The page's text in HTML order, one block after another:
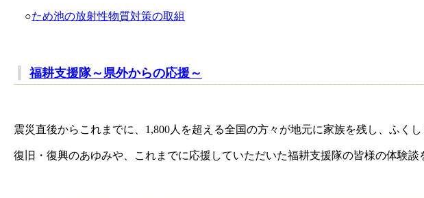
○ため池の放射性物質対策の取組
福耕支援隊～県外からの応援～
震災直後からこれまでに、1,800人を超える全国の方々が地元に家族を残し、ふく
復旧・復興のあゆみや、これまでに応援していただいた福耕支援隊の皆様の体験